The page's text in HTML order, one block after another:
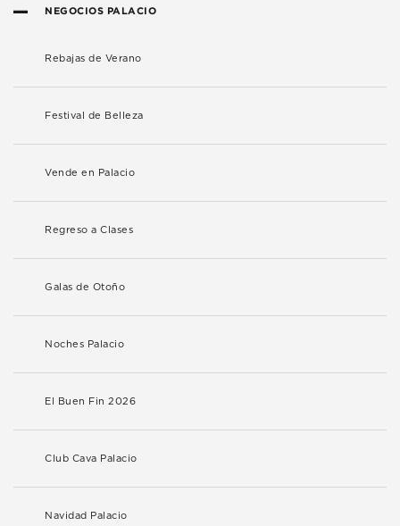
NEGOCIOS PALACIO
Rebajas de Verano
Festival de Belleza
Vende en Palacio
Regreso a Clases
Galas de Otoño
Noches Palacio
El Buen Fin 2026
Club Cava Palacio
Navidad Palacio